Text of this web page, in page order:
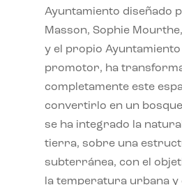
Ayuntamiento diseñado
Masson, Sophie
y el propio
promotor, ha
completamente este
convertirlo en un
se ha integrado la
tierra, sobre una
subterránea, con el
la temperatura urbana